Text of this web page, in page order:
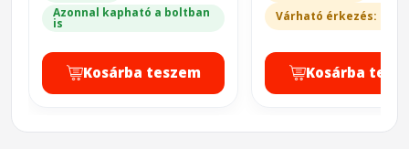
Azonnal kapható a boltban
is
Kosárba teszem
Várható érkezés: 2-3
Kosárba